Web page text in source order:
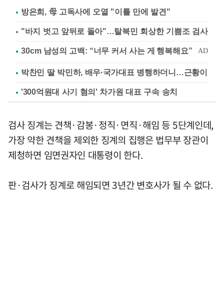
방은희, 母 고독사에 오열 "이틀 만에 발견"
"바지 벗고 앞뒤로 돌아"…탈북민 회상한 기쁨조 검사
박찬민 딸 박민하, 배우·국가대표 병행하더니…근황이
'300억원대 사기 혐의' 차가원 대표 구속 송치
검사 징계는 견책·감봉·정직·면직·해임 등 5단계인데,
가장 약한 견책을 제외한 징계의 집행은 법무부 장관이
제청하면 임면권자인 대통령이 한다.
판·검사가 징계로 해임되면 3년간 변호사가 될 수 없다.